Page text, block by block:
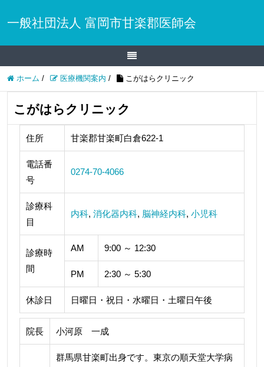
一般社団法人 富岡市甘楽郡医師会
ホーム / 医療機関案内 / こがはらクリニック
こがはらクリニック
住所 甘楽郡甘楽町白倉622-1
電話番
号
0274-70-4066
診療科
目
内科, 消化器内科, 脳神経内科, 小児科
診療時
間
AM 9:00 ～ 12:30
PM 2:30 ～ 5:30
休診日 日曜日・祝日・水曜日・土曜日午後
院長 小河原 一成
群馬県甘楽町出身です。東京の順天堂大学病